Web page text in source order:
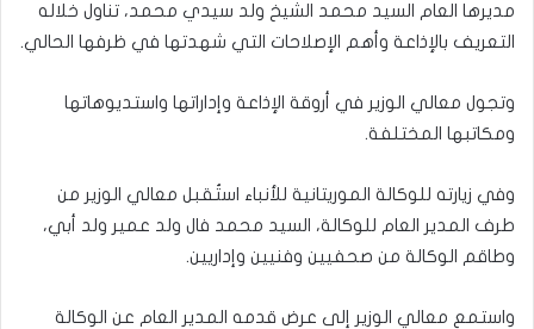
مديرها العام السيد محمد الشيخ ولد سيدي محمد، تناول خلاله
التعريف بالإذاعة وأهم الإصلاحات التي شهدتها في ظرفها الحالي.
وتجول معالي الوزير في أروقة الإذاعة وإداراتها واستديوهاتها
ومكاتبها المختلفة.
وفي زيارته للوكالة الموريتانية للأنباء استُقبل معالي الوزير من
طرف المدير العام للوكالة، السيد محمد فال ولد عمير ولد أبي،
وطاقم الوكالة من صحفيين وفنيين وإداريين.
واستمع معالي الوزير إلى عرض قدمه المدير العام عن الوكالة